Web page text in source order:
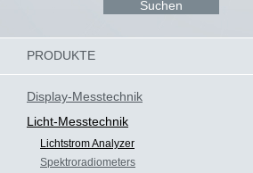
PRODUKTE
Display-Messtechnik
Licht-Messtechnik
Lichtstrom Analyzer
Spektroradiometers